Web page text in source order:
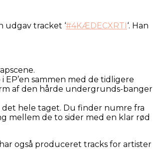
udgav tracket ‘#4KÆDECXRTI‘. Han
EP’en sammen med de tidligere
form af den hårde undergrunds-banger
det hele taget. Du finder numre fra
mellem de to sider med en klar rød
også produceret tracks for artister